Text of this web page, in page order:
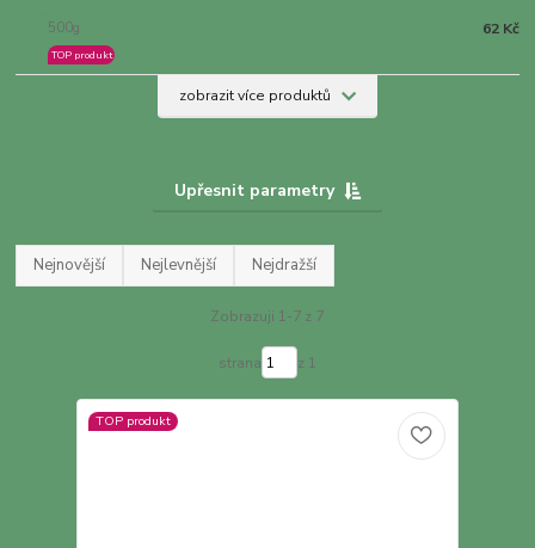
500g
TOP produkt
62 Kč
zobrazit více produktů
Upřesnit parametry
Nejnovější Nejlevnější Nejdražší
Zobrazuji 1-7 z 7
strana z 1
TOP produkt